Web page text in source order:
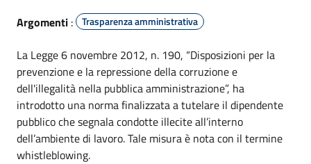
Argomenti : Trasparenza amministrativa
La Legge 6 novembre 2012, n. 190, “Disposizioni per la
prevenzione e la repressione della corruzione e
dell'illegalità nella pubblica amministrazione”, ha
introdotto una norma finalizzata a tutelare il dipendente
pubblico che segnala condotte illecite all’interno
dell’ambiente di lavoro. Tale misura è nota con il termine
whistleblowing.